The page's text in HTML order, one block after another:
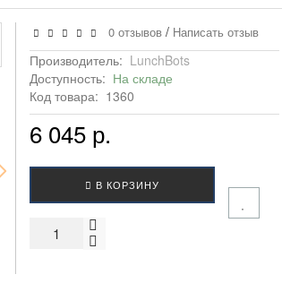
0 отзывов / Написать отзыв
Производитель: LunchBots
Доступность: На складе
Код товара: 1360
6 045 р.
В КОРЗИНУ